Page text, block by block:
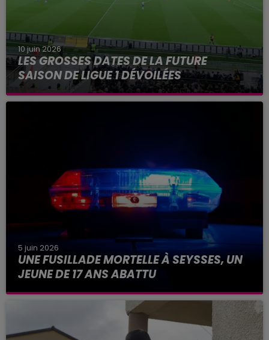
10 juin 2026
LES GROSSES DATES DE LA FUTURE
SAISON DE LIGUE 1 DÉVOILÉES
Parmi les grosses dates de la saison à venir, une
ultime journée au Parc des Princes en mai
5 juin 2026
UNE FUSILLADE MORTELLE À SEYSSES, UN
JEUNE DE 17 ANS ABATTU
La scène se serait produite ce vendredi 5 juin
2026, peu après 5h. Un jeune homme de 17 ans
aurait été abattu dans une fusillade, sur la
commune de Seysses...